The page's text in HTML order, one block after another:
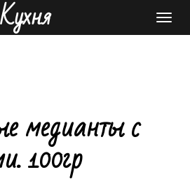
медианты с
100гр